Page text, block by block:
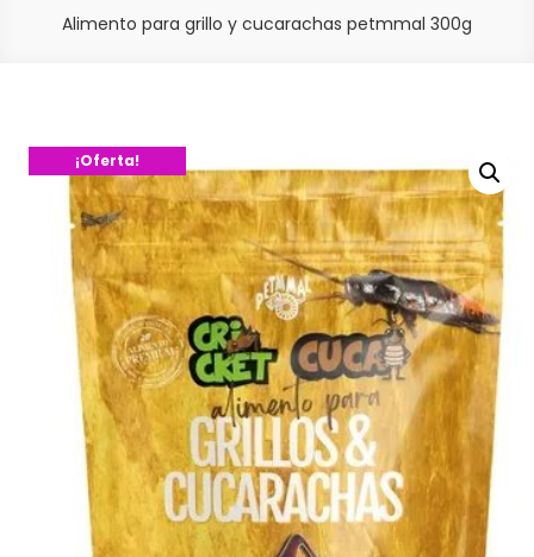
Alimento para grillo y cucarachas petmmal 300g
¡Oferta!